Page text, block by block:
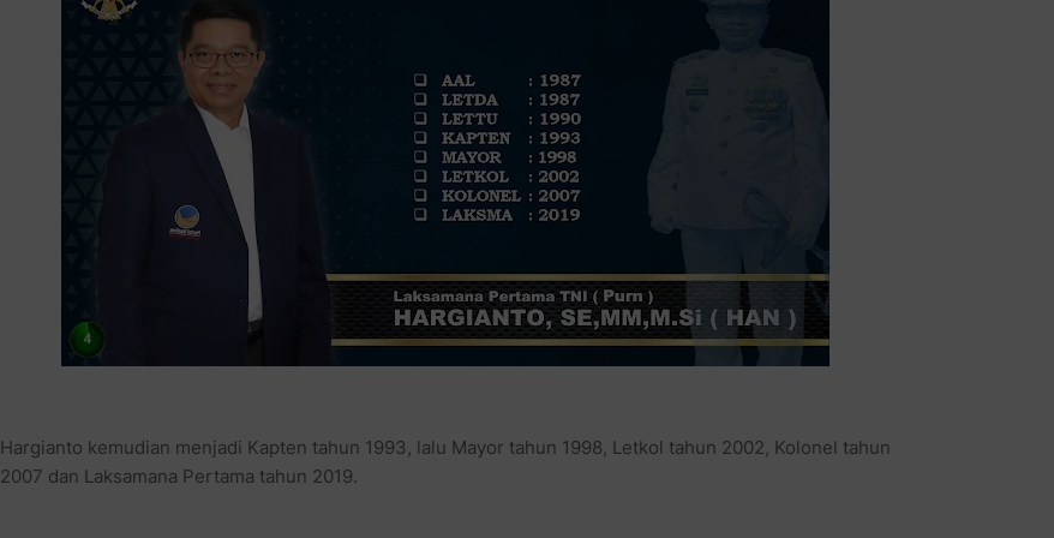
Hargianto kemudian menjadi Kapten tahun 1993, lalu Mayor tahun 1998, Letkol tahun 2002, Kolonel tahun
2007 dan Laksamana Pertama tahun 2019.